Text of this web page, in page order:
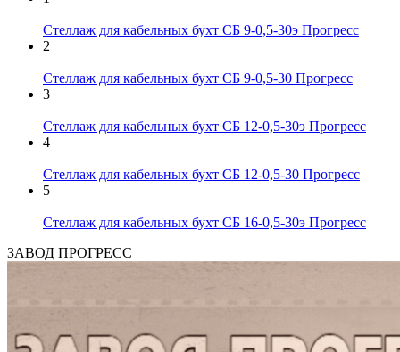
Стеллаж для кабельных бухт СБ 9-0,5-30э Прогресс
2
Стеллаж для кабельных бухт СБ 9-0,5-30 Прогресс
3
Стеллаж для кабельных бухт СБ 12-0,5-30э Прогресс
4
Стеллаж для кабельных бухт СБ 12-0,5-30 Прогресс
5
Стеллаж для кабельных бухт СБ 16-0,5-30э Прогресс
ЗАВОД ПРОГРЕСС